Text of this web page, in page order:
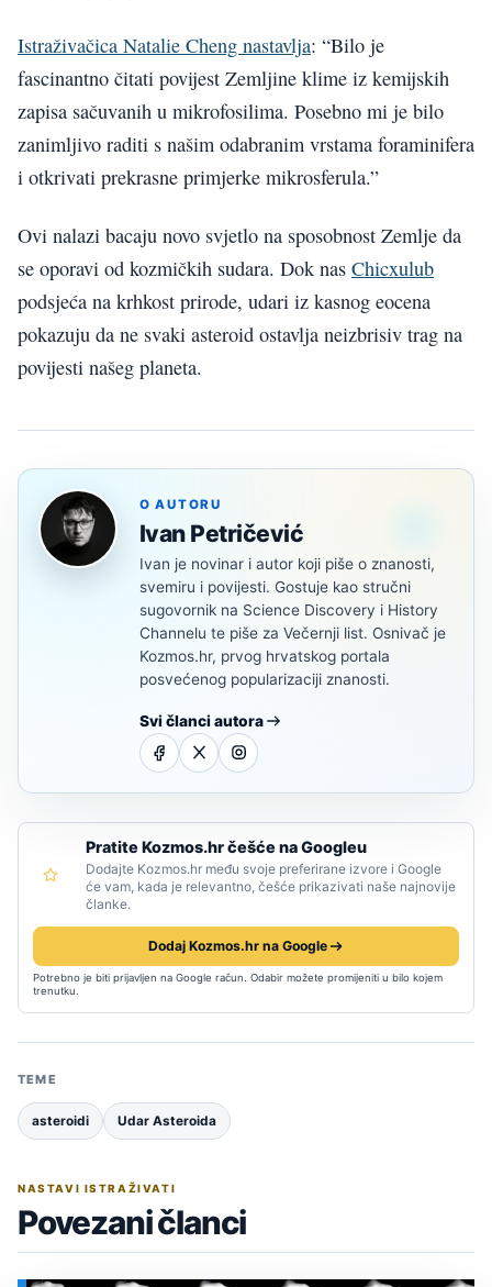
Istraživačica Natalie Cheng nastavlja: “Bilo je
fascinantno čitati povijest Zemljine klime iz kemijskih
zapisa sačuvanih u mikrofosilima. Posebno mi je bilo
zanimljivo raditi s našim odabranim vrstama foraminifera
i otkrivati prekrasne primjerke mikrosferula.”
Ovi nalazi bacaju novo svjetlo na sposobnost Zemlje da
se oporavi od kozmičkih sudara. Dok nas Chicxulub
podsjeća na krhkost prirode, udari iz kasnog eocena
pokazuju da ne svaki asteroid ostavlja neizbrisiv trag na
povijesti našeg planeta.
O AUTORU
Ivan Petričević
Ivan je novinar i autor koji piše o znanosti,
svemiru i povijesti. Gostuje kao stručni
sugovornik na Science Discovery i History
Channelu te piše za Večernji list. Osnivač je
Kozmos.hr, prvog hrvatskog portala
posvećenog popularizaciji znanosti.
Svi članci autora
Pratite Kozmos.hr češće na Googleu
Dodajte Kozmos.hr među svoje preferirane izvore i Google
će vam, kada je relevantno, češće prikazivati naše najnovije
članke.
Dodaj Kozmos.hr na Google
Potrebno je biti prijavljen na Google račun. Odabir možete promijeniti u bilo kojem
trenutku.
TEME
asteroidi Udar Asteroida
NASTAVI ISTRAŽIVATI
Povezani članci